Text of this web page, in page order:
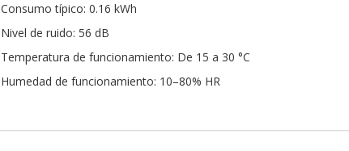
Consumo típico: 0.16 kWh
Nivel de ruido: 56 dB
Temperatura de funcionamiento: De 15 a 30 °C
Humedad de funcionamiento: 10–80% HR